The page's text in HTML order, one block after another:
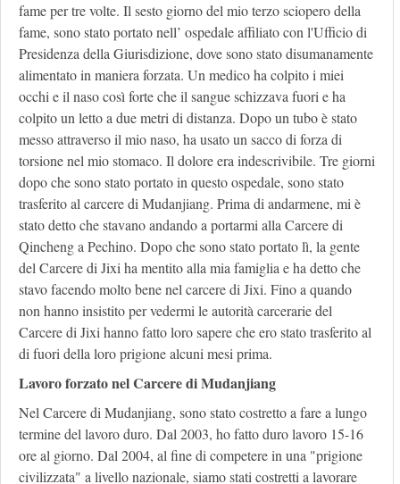
fame per tre volte. Il sesto giorno del mio terzo sciopero della
fame, sono stato portato nell’ ospedale affiliato con l'Ufficio di
Presidenza della Giurisdizione, dove sono stato disumanamente
alimentato in maniera forzata. Un medico ha colpito i miei
occhi e il naso così forte che il sangue schizzava fuori e ha
colpito un letto a due metri di distanza. Dopo un tubo è stato
messo attraverso il mio naso, ha usato un sacco di forza di
torsione nel mio stomaco. Il dolore era indescrivibile. Tre giorni
dopo che sono stato portato in questo ospedale, sono stato
trasferito al carcere di Mudanjiang. Prima di andarmene, mi è
stato detto che stavano andando a portarmi alla Carcere di
Qincheng a Pechino. Dopo che sono stato portato lì, la gente
del Carcere di Jixi ha mentito alla mia famiglia e ha detto che
stavo facendo molto bene nel carcere di Jixi. Fino a quando
non hanno insistito per vedermi le autorità carcerarie del
Carcere di Jixi hanno fatto loro sapere che ero stato trasferito al
di fuori della loro prigione alcuni mesi prima.
Lavoro forzato nel Carcere di Mudanjiang
Nel Carcere di Mudanjiang, sono stato costretto a fare a lungo
termine del lavoro duro. Dal 2003, ho fatto duro lavoro 15-16
ore al giorno. Dal 2004, al fine di competere in una "prigione
civilizzata" a livello nazionale, siamo stati costretti a lavorare